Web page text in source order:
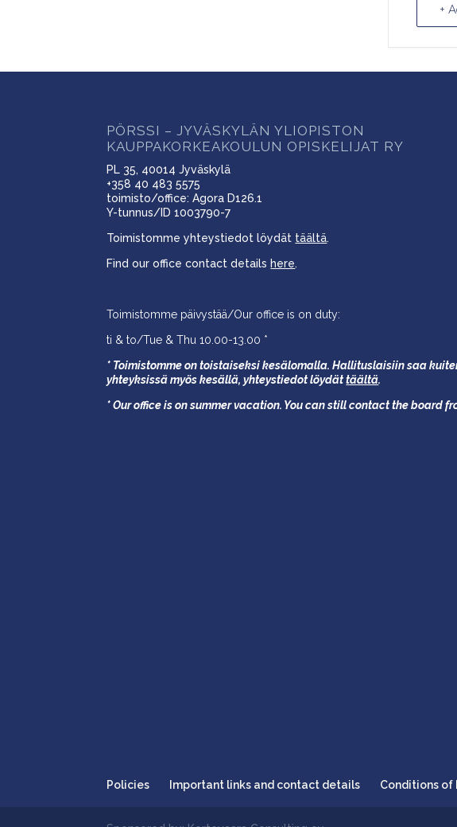
+
PÖRSSI – JYVÄSKYLÄN YLIOPISTON
KAUPPAKORKEAKOULUN OPISKELIJAT RY
PL 35, 40014 Jyväskylä
+358 40 483 5575
toimisto/office: Agora D126.1
Y-tunnus/ID 1003790-7
Toimistomme yhteystiedot löydät täältä.
Find our office contact details here.
Toimistomme päivystää/Our office is on duty:
ti & to/Tue & Thu 10.00-13.00 *
* Toimistomme on toistaiseksi kesälomalla. Hallituslaisiin saa
yhteyksissä myös kesällä,yhteystiedot löydättäältä.
* Our office is on summer vacation. You can still contact the board
Policies Important links and contact details Conditions